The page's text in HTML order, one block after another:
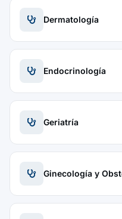
Dermatología
Endocrinología
Geriatría
Ginecología y